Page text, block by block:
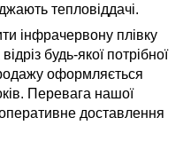
тепловіддачі.
інфрачервону плівку
будь-якої потрібної
оформляється
Перевага нашої
доставлення